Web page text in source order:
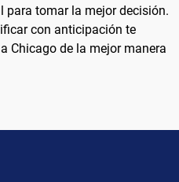
para tomar la mejor decisión.
con anticipación te
Chicago de la mejor manera